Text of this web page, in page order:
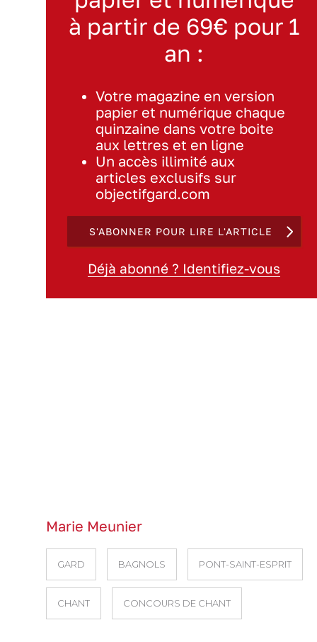
à partir de 69€ pour 1
an :
Votre magazine en version
papier et numérique chaque
quinzaine dans votre boite
aux lettres et en ligne
Un accès illimité aux
articles exclusifs sur
objectifgard.com
S'ABONNER POUR LIRE L'ARTICLE
Déjà abonné ? Identifiez-vous
Marie Meunier
GARD BAGNOLS PONT-SAINT-ESPRIT
CHANT CONCOURS DE CHANT